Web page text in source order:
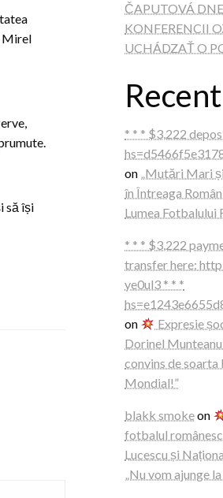
Mirel
să își
ČAPUTOVÁ
KONFERENCII
UCHÁDZAŤ O
* * * $3,222
on „Mutări Mari
în Întreaga
Lumea Fotbalului
* * * $3,222
transfer here:
ye0ul3 * * *
on
Expresie
Dorinel
convins de soarta
Mondial!”
blakk smokeon
fotbalul
Lucescu și
„Nu vom ajunge